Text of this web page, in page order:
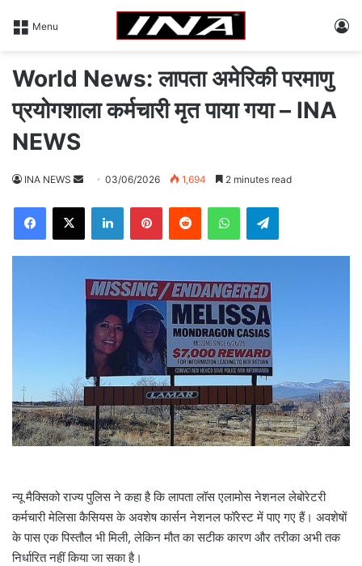
Menu
World News: लापता अमेरिकी परमाणु
प्रयोगशाला कर्मचारी मृत पाया गया – INA
NEWS
INA NEWS
d
a
n
e
m
a
03/06/2026 1,694 2 minutes read
न्यू मैक्सिको राज्य पुलिस ने कहा है कि लापता लॉस एलामोस नेशनल लेबोरेटरी
कर्मचारी मेलिसा कैसियस के अवशेष कार्सन नेशनल फॉरेस्ट में पाए गए हैं। अवशेषों
के पास एक पिस्तौल भी मिली, लेकिन मौत का सटीक कारण और तरीका अभी तक
निर्धारित नहीं किया जा सका है।